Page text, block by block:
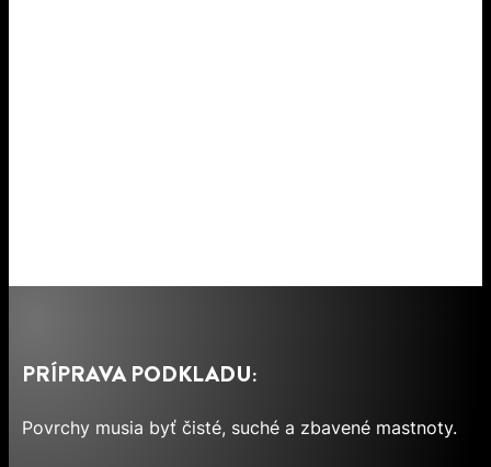
PRÍPRAVA PODKLADU:
Povrchy musia byť čisté, suché a zbavené mastnoty.